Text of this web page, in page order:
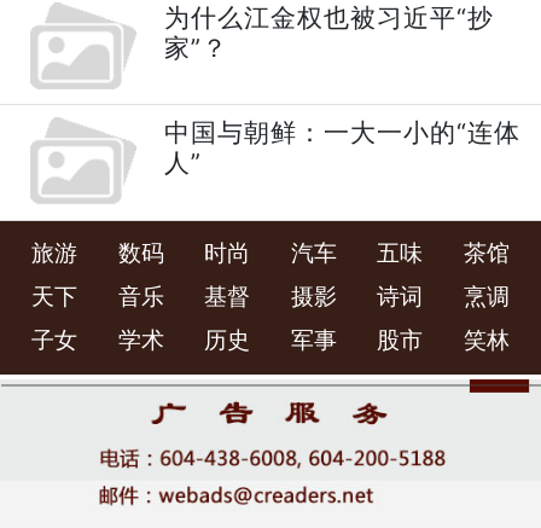
为什么江金权也被习近平“抄
家”？
中国与朝鲜：一大一小的“连体
人”
旅游 数码 时尚 汽车 五味
茶馆
天下
音乐 基督 摄影 诗词
烹调
子女
学术 历史 军事 股市 笑林